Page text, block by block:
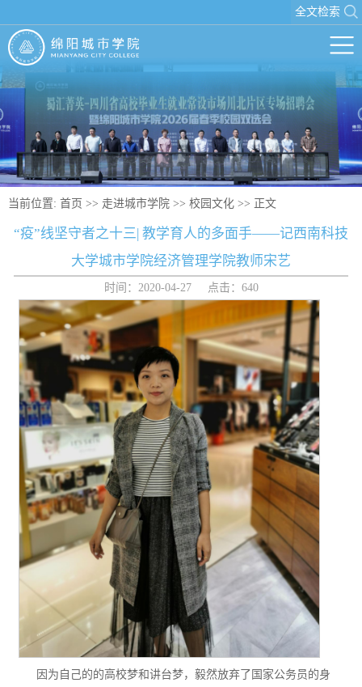
全文检索
当前位置: 首页 >> 走进城市学院 >> 校园文化 >> 正文
“疫”线坚守者之十三| 教学育人的多面手——记西南科技
大学城市学院经济管理学院教师宋艺
时间：2020-04-27 点击： 640
因为自己的的高校梦和讲台梦，毅然放弃了国家公务员的身